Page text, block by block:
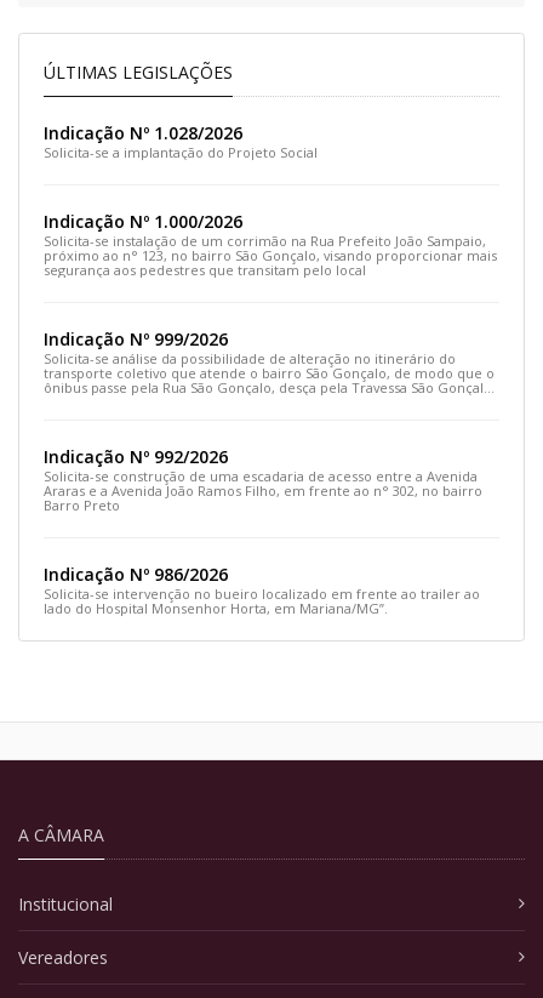
ÚLTIMAS LEGISLAÇÕES
Indicação Nº 1.028/2026
Solicita-se a implantação do Projeto Social
Indicação Nº 1.000/2026
Solicita-se instalação de um corrimão na Rua Prefeito João Sampaio,
próximo ao n° 123, no bairro São Gonçalo, visando proporcionar mais
segurança aos pedestres que transitam pelo local
Indicação Nº 999/2026
Solicita-se análise da possibilidade de alteração no itinerário do
transporte coletivo que atende o bairro São Gonçalo, de modo que o
ônibus passe pela Rua São Gonçalo, desça pela Travessa São Gonçalo
Indicação Nº 992/2026
Solicita-se construção de uma escadaria de acesso entre a Avenida
Araras e a Avenida João Ramos Filho, em frente ao n° 302, no bairro
Barro Preto
Indicação Nº 986/2026
Solicita-se intervenção no bueiro localizado em frente ao trailer ao
lado do Hospital Monsenhor Horta, em Mariana/MG”.
A CÂMARA
Institucional
Vereadores